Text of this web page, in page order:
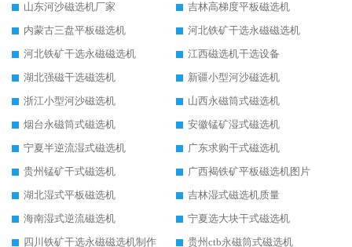
山东河沙磁选机厂家
吉林高梯度平板磁选机
内蒙古三盘平板磁选机
河北铁矿干选永磁磁选机
河北铁矿干选永磁磁选机
江西磁选机干选设备
湖北强磁干选磁选机
新疆小型河沙磁选机
浙江小型河沙磁选机
山西永磁筒式磁选机
烟台永磁筒式磁选机
安徽锰矿湿式磁选机
宁夏半逆流湿式磁选机
广东求购干式磁选机
贵州锰矿干式磁选机
广西褐铁矿平板磁选机图片
湖北湿式平板磁选机
吉林湿式磁选机质量
海南湿式逆流磁选机
宁夏选大块干式磁选机
四川铁矿干选永磁磁选机制作
贵州ctb永磁筒式磁选机